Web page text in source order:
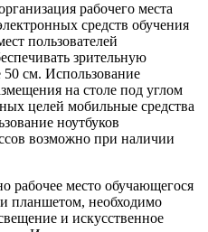
рабочего места
средств обучения
пользователей
зрительную
см. Использование
на столе под углом
целей мобильные средства
ноутбуков
возможно при наличии
рабочее место обучающегося
планшетом, необходимо
и искусственное